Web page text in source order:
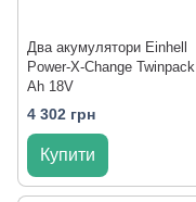
Два акумулятори Einhell
Power-X-Change
Ah 18V
4 302 грн
Купити